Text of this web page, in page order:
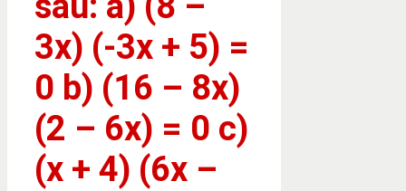
3x) (-3x + 5) =
0 b) (16 – 8x)
(2 – 6x) = 0 c)
(x + 4) (6x –